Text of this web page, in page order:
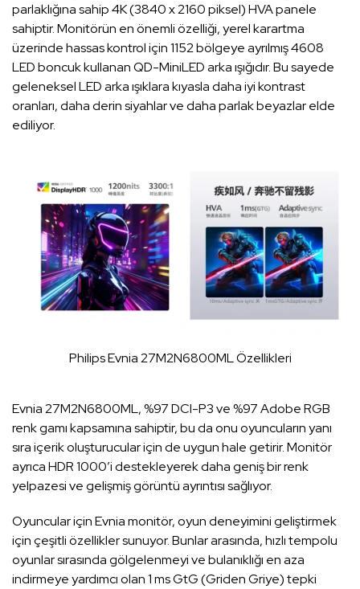
parlaklığına sahip 4K (3840 x 2160 piksel) HVA panele
sahiptir. Monitörün en önemli özelliği, yerel karartma
üzerinde hassas kontrol için 1152 bölgeye ayrılmış 4608
LED boncuk kullanan QD-MiniLED arka ışığıdır. Bu sayede
geleneksel LED arka ışıklara kıyasla daha iyi kontrast
oranları, daha derin siyahlar ve daha parlak beyazlar elde
ediliyor.
Philips Evnia 27M2N6800ML Özellikleri
Evnia 27M2N6800ML, %97 DCI-P3 ve %97 Adobe RGB
renk gamı kapsamına sahiptir, bu da onu oyuncuların yanı
sıra içerik oluşturucular için de uygun hale getirir. Monitör
ayrıca HDR 1000’i destekleyerek daha geniş bir renk
yelpazesi ve gelişmiş görüntü ayrıntısı sağlıyor.
Oyuncular için Evnia monitör, oyun deneyimini geliştirmek
için çeşitli özellikler sunuyor. Bunlar arasında, hızlı tempolu
oyunlar sırasında gölgelenmeyi ve bulanıklığı en aza
indirmeye yardımcı olan 1 ms GtG (Griden Griye) tepki